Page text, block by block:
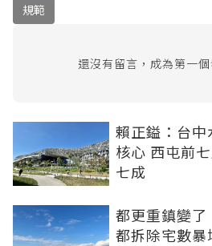
規範
還沒有留言，成為第一個
賴正鎰：台
核心 西屯前
七成
都更重鎮變
都拆除宅數暴